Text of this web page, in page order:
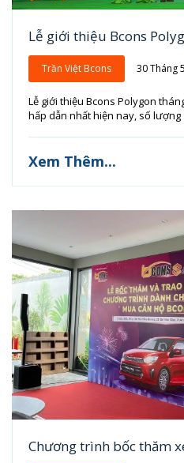
Lễ giới thiệu Bcons
Trần Việt Bcons 30 Tháng
Lễ giới thiệu Bcons Polygon
hấp dẫn nhất hiện nay, số lượng
Xem Thêm...
Chương trình bốc thăm